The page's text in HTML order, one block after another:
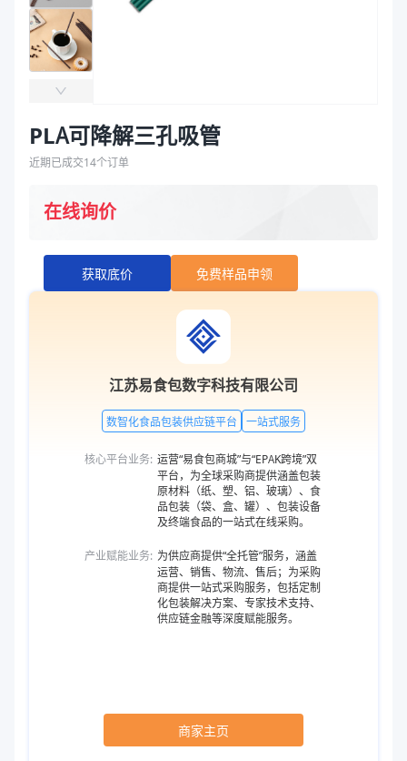
PLA可降解三孔吸管
近期已成交14个订单
在线询价
获取底价 免费样品申领
江苏易食包数字科技有限公司
数智化食品包装供应链平台 一站式服务
核心平台业务: 运营“易食包商城”与“EPAK跨境”双
平台，为全球采购商提供涵盖包装
原材料（纸、塑、铝、玻璃）、食
品包装（袋、盒、罐）、包装设备
及终端食品的一站式在线采购。
产业赋能业务: 为供应商提供“全托管”服务，涵盖
运营、销售、物流、售后；为采购
商提供一站式采购服务，包括定制
化包装解决方案、专家技术支持、
供应链金融等深度赋能服务。
商家主页